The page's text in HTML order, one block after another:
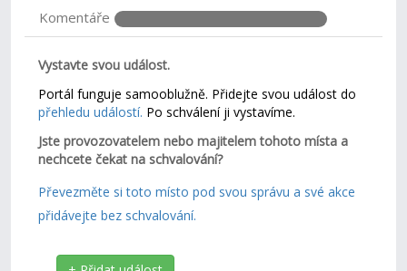
Komentáře
Vystavte svou událost.
Portál funguje samooblužně. Přidejte svou událost do
přehledu událostí. Po schválení ji vystavíme.
Jste provozovatelem nebo majitelem tohoto místa a
nechcete čekat na schvalování?
Převezměte si toto místo pod svou správu a své akce
přidávejte bez schvalování.